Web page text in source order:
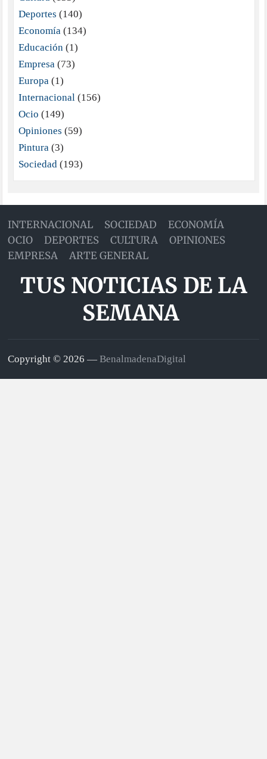
Deportes (140)
Economía (134)
Educación (1)
Empresa (73)
Europa (1)
Internacional (156)
Ocio (149)
Opiniones (59)
Pintura (3)
Sociedad (193)
INTERNACIONAL SOCIEDAD
ECONOMÍA
OCIO
DEPORTES CULTURA
OPINIONES
EMPRESA
ARTE GENERAL
TUS NOTICIAS DE LA
SEMANA
Copyright © 2026 —BenalmadenaDigital